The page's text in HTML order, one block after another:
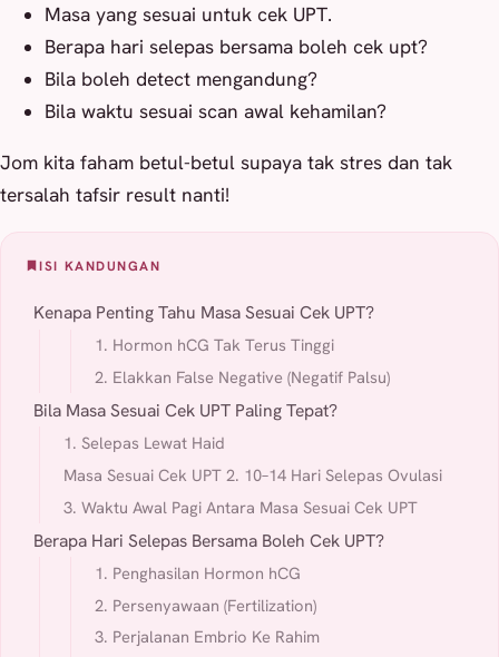
Masa yang sesuai untuk cek UPT.
Berapa hari selepas bersama boleh cek upt?
Bila boleh detect mengandung?
Bila waktu sesuai scan awal kehamilan?
Jom kita faham betul-betul supaya tak stres dan tak
tersalah tafsir result nanti!
ISI KANDUNGAN
Kenapa Penting Tahu Masa Sesuai Cek UPT?
1. Hormon hCG Tak Terus Tinggi
2. Elakkan False Negative (Negatif Palsu)
Bila Masa Sesuai Cek UPT Paling Tepat?
1. Selepas Lewat Haid
Masa Sesuai Cek UPT 2. 10–14 Hari Selepas Ovulasi
3. Waktu Awal Pagi Antara Masa Sesuai Cek UPT
Berapa Hari Selepas Bersama Boleh Cek UPT?
1. Penghasilan Hormon hCG
2. Persenyawaan (Fertilization)
3. Perjalanan Embrio Ke Rahim